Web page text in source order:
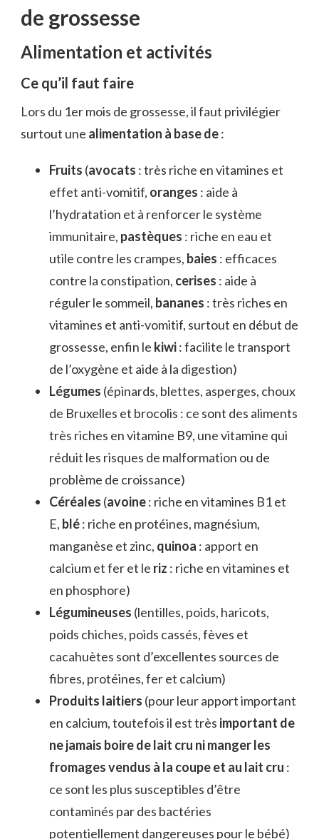
de grossesse
Alimentation et activités
Ce qu’il faut faire
Lors du 1er mois de grossesse, il faut privilégier
surtout une alimentation à base de:
Fruits (avocats : très riche en vitamines et
effet anti-vomitif, oranges : aide à
l’hydratation et à renforcer le système
immunitaire, pastèques : riche en eau et
utile contre les crampes, baies : efficaces
contre la constipation, cerises : aide à
réguler le sommeil, bananes : très riches en
vitamines et anti-vomitif, surtout en début de
grossesse, enfin le kiwi: facilite le transport
de l’oxygène et aide à la digestion)
Légumes (épinards, blettes, asperges, choux
de Bruxelles et brocolis : ce sont des aliments
très riches en vitamine B9, une vitamine qui
réduit les risques de malformation ou de
problème de croissance)
Céréales (avoine: riche en vitamines B1 et
E, blé: riche en protéines, magnésium,
manganèse et zinc, quinoa : apport en
calcium et fer et le riz : riche en vitamines et
en phosphore)
Légumineuses (lentilles, poids, haricots,
poids chiches, poids cassés, fèves et
cacahuètes sont d’excellentes sources de
fibres, protéines, fer et calcium)
Produits laitiers (pour leur apport important
en calcium, toutefois il est très important de
ne jamais boire de lait cru ni manger les
fromages vendus à la coupe et au lait cru :
ce sont les plus susceptibles d’être
contaminés par des bactéries
potentiellement dangereuses pour le bébé)